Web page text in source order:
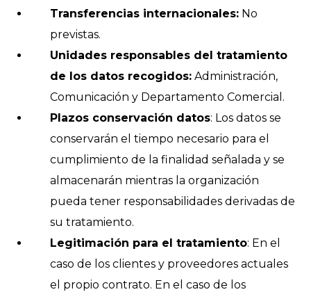
Transferencias internacionales: No
previstas.
Unidades responsables del tratamiento
de los datos recogidos: Administración,
Comunicación y Departamento Comercial.
Plazos conservación datos: Los datos se
conservarán el tiempo necesario para el
cumplimiento de la finalidad señalada y se
almacenarán mientras la organización
pueda tener responsabilidades derivadas de
su tratamiento.
Legitimación para el tratamiento: En el
caso de los clientes y proveedores actuales
el propio contrato. En el caso de los